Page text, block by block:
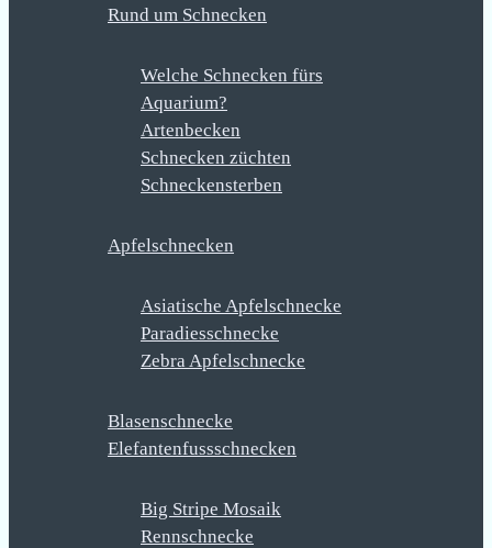
Rund um Schnecken
Welche Schnecken fürs
Aquarium?
Artenbecken
Schnecken züchten
Schneckensterben
Apfelschnecken
Asiatische Apfelschnecke
Paradiesschnecke
Zebra Apfelschnecke
Blasenschnecke
Elefantenfussschnecken
Big Stripe Mosaik
Rennschnecke